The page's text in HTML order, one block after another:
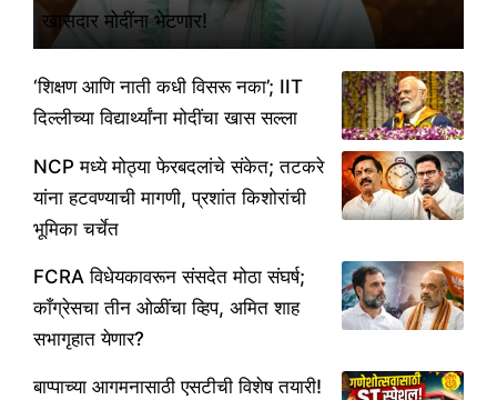
खासदार मोदींना भेटणार!
‘शिक्षण आणि नाती कधी विसरू नका’; IIT
दिल्लीच्या विद्यार्थ्यांना मोदींचा खास सल्ला
NCP मध्ये मोठ्या फेरबदलांचे संकेत; तटकरे
यांना हटवण्याची मागणी, प्रशांत किशोरांची
भूमिका चर्चेत
FCRA विधेयकावरून संसदेत मोठा संघर्ष;
काँग्रेसचा तीन ओळींचा व्हिप, अमित शाह
सभागृहात येणार?
बाप्पाच्या आगमनासाठी एसटीची विशेष तयारी!